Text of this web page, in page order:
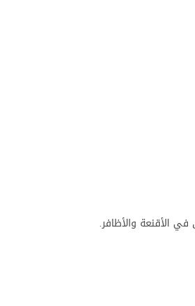
الأقنعة والأظافر.